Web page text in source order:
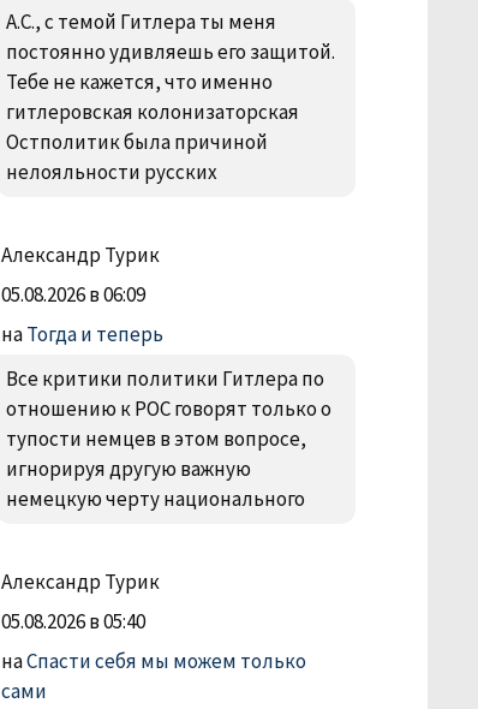
А.С., с темой Гитлера ты меня
постоянно удивляешь его защитой.
Тебе не кажется, что именно
гитлеровская колонизаторская
Остполитик была причиной
нелояльности русских
Александр Турик
05.08.2026 в 06:09
наТогда и теперь
Все критики политики Гитлера по
отношению к РОС говорят только о
тупости немцев в этом вопросе,
игнорируя другую важную
немецкую черту национального
Александр Турик
05.08.2026 в 05:40
наСпасти себя мы можем только
сами